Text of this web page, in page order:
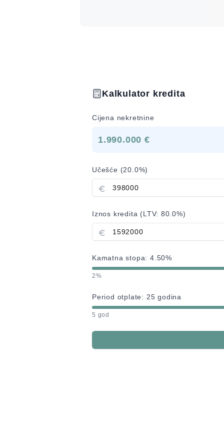
Kalkulator kredita
Cijena nekretnine
1.990.000 €
Učešće (20.0%)
Iznos kredita (LTV:80.0%)
Kamatna stopa:4.50%
2%
Period otplate: 25 godina
5 god